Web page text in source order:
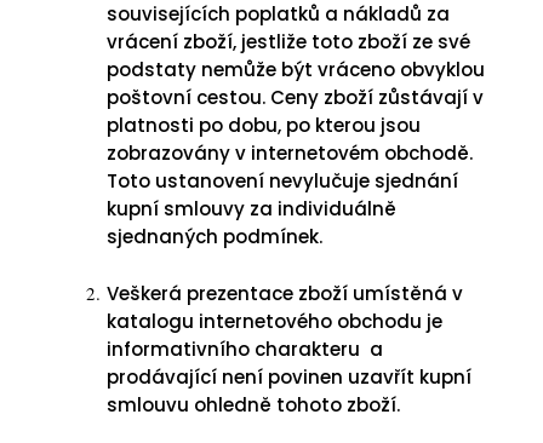
souvisejících poplatků a nákladů za
vrácení zboží, jestliže toto zboží ze své
podstaty nemůže být vráceno obvyklou
poštovní cestou. Ceny zboží zůstávají v
platnosti po dobu, po kterou jsou
zobrazovány v internetovém obchodě.
Toto ustanovení nevylučuje sjednání
kupní smlouvy za individuálně
sjednaných podmínek.
Veškerá prezentace zboží umístěná v
katalogu internetového obchodu je
informativního charakteru a
prodávající není povinen uzavřít kupní
smlouvu ohledně tohoto zboží.